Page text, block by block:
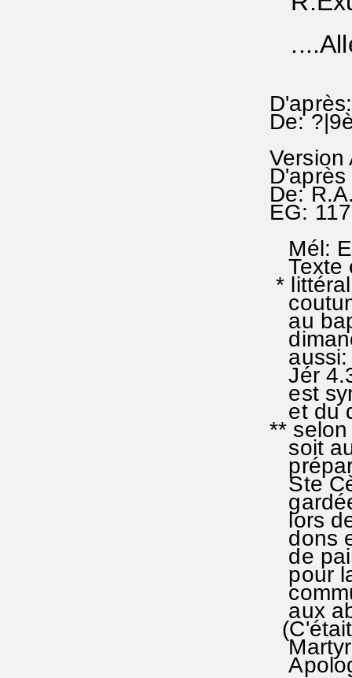
De:
Version
De:
EG:
Mél:
Texte
*
au
aussi:
Jér
est
et du
**
soit
Ste
lors
dons
de
pour
aux